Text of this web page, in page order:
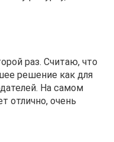
раз. Считаю, что
решение как для
На самом
отлично, очень